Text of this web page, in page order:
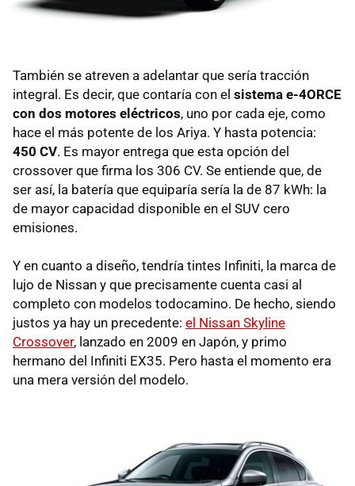
También se atreven a adelantar que sería tracción
integral. Es decir, que contaría con el sistema e-4ORCE
con dos motores eléctricos, uno por cada eje, como
hace el más potente de los Ariya. Y hasta potencia:
450 CV. Es mayor entrega que esta opción del
crossover que firma los 306 CV. Se entiende que, de
ser así, la batería que equiparía sería la de 87 kWh: la
de mayor capacidad disponible en el SUV cero
emisiones.
Y en cuanto a diseño, tendría tintes Infiniti, la marca de
lujo de Nissan y que precisamente cuenta casi al
completo con modelos todocamino. De hecho, siendo
justos ya hay un precedente: el Nissan Skyline
Crossover, lanzado en 2009 en Japón, y primo
hermano del Infiniti EX35. Pero hasta el momento era
una mera versión del modelo.